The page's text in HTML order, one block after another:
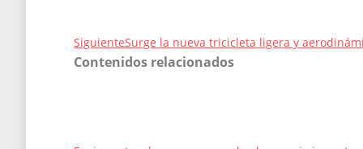
SiguienteEntrada
siguiente:
Surge la nueva tricicleta ligera y
Contenidos relacionados